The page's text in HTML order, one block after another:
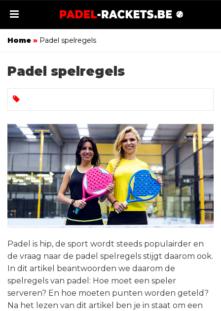
Home » Padel spelregels
Padel spelregels
Padel is hip, de sport wordt steeds populairder en
de vraag naar de padel spelregels stijgt daarom ook.
In dit artikel beantwoorden we daarom de
spelregels van padel: Hoe moet een speler
serveren? En hoe moeten punten worden geteld?
Na het lezen van dit artikel ben je in staat om een